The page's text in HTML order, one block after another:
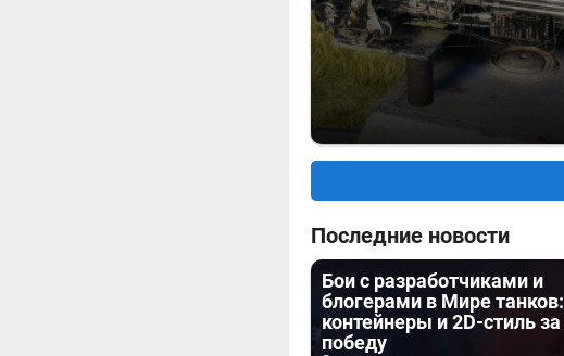
Последние новости
Бои с разработчиками и
блогерами в Мире танков:
контейнеры и 2D-стиль за
победу